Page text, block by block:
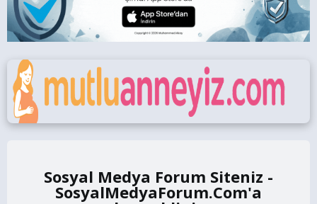
Sosyal Medya Forum Siteniz -
SosyalMedyaForum.Com